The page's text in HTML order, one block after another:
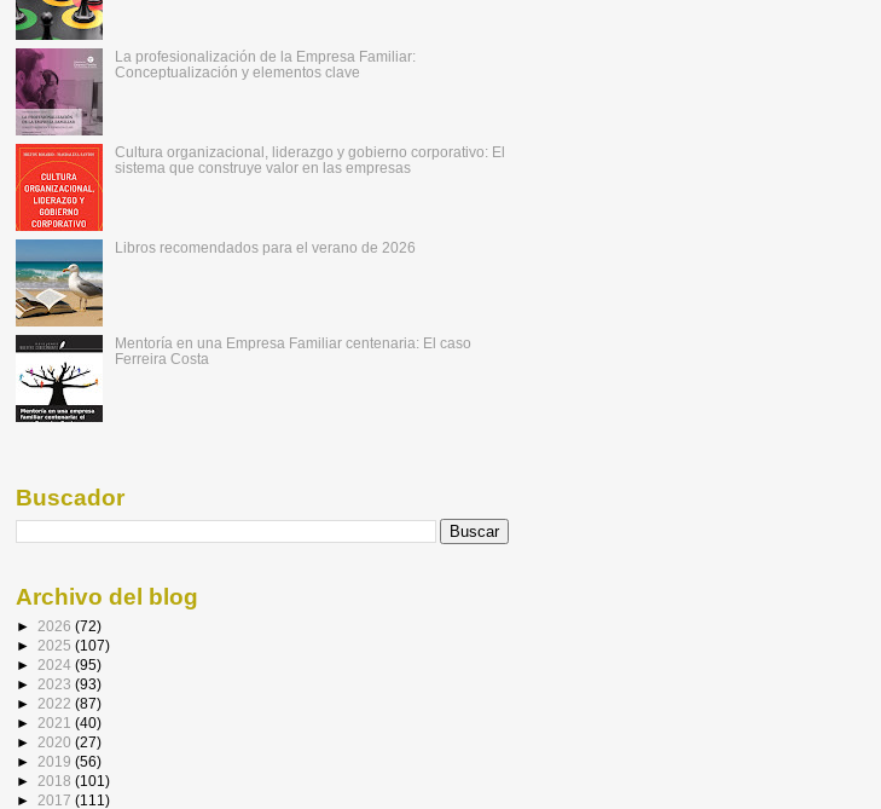
La profesionalización de la Empresa Familiar:
Conceptualización y elementos clave
Cultura organizacional, liderazgo y gobierno corporativo: El
sistema que construye valor en las empresas
Libros recomendados para el verano de 2026
Mentoría en una Empresa Familiar centenaria: El caso
Ferreira Costa
Buscador
Archivo del blog
► 2026 (72)
► 2025 (107)
► 2024 (95)
► 2023 (93)
► 2022 (87)
► 2021 (40)
► 2020 (27)
► 2019 (56)
► 2018 (101)
► 2017 (111)